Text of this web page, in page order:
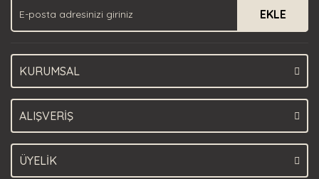
Bu ürüne benzer farklı alternatifler olmalı.
EKLE
KURUMSAL
ALIŞVERİŞ
ÜYELİK